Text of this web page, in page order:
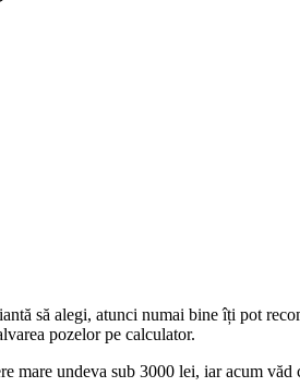
să alegi, atunci numai bine îți pot
pozelor pe calculator.
mare undeva sub 3000 lei, iar acum văd